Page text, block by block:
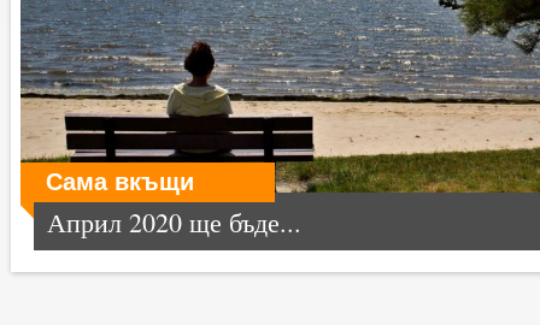
Сама вкъщи
Април 2020 ще бъде...